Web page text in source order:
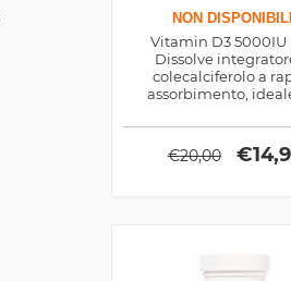
NON
Vitamin D3 5000IU
Dissolve
colecalciferolo a
assorbimento,
ma anche come
maschile
€20,00 €